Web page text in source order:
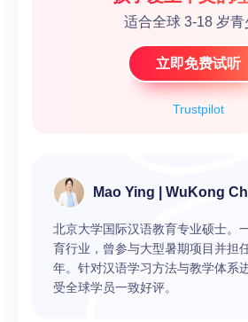
Trustpilot
适合全球 3-18 岁青
立即免费试听
Mao Ying | WuKong
北京大学国际汉语教育专业硕士。
育行业，曾参与大型暑期项目并担
年。针对汉语学习方法与教学体系
受全球学员一致好评。